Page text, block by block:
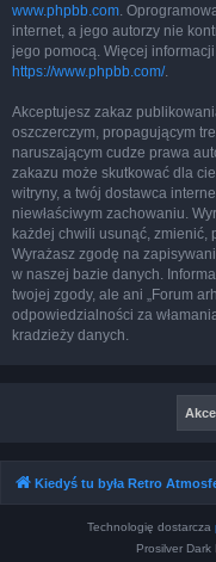
www.phpbb.com.
internet, a jego autorzy nie
jego pomocą. Więcej
https://www.phpbb.com/.
Akceptujesz zakaz
oszczerczym, propagującym
naruszającym cudze prawa
zakazu może skutkować dla
witryny, a twój dostawca
niewłaściwym zachowaniu.
każdej chwili usunąć, zmienić,
Wyrażasz zgodę na
w naszej bazie danych.
twojej zgody, ale ani „Forum
odpowiedzialności za
kradzieży danych.
Kiedyś tu była Retro
Technologię dostarcza
Prosilver